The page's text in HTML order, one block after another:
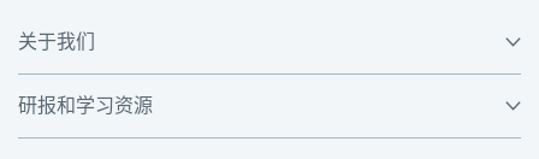
关于我们
研报和学习资源